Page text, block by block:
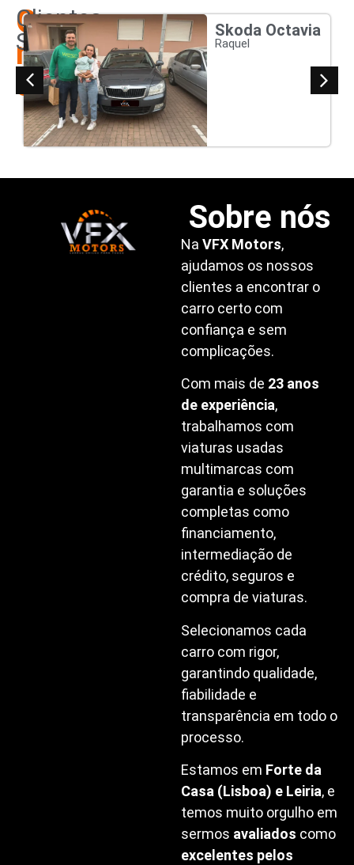
Os
nossos
clientes
Clientes
Satisfeitos
Skoda Octavia
Raquel
Sobre nós
NaVFX Motors,
ajudamos os nossos
clientes a encontrar o
carro certo com
confiança e sem
complicações.
Com mais de 23 anos
de experiência,
trabalhamos com
viaturas usadas
multimarcas com
garantia e soluções
completas como
financiamento,
intermediação de
crédito, seguros e
compra de viaturas.
Selecionamos cada
carro com rigor,
garantindo qualidade,
fiabilidade e
transparência em todo o
processo.
Estamos em Forte da
Casa (Lisboa) e Leiria, e
temos muito orgulho em
sermos avaliados como
excelentes pelos